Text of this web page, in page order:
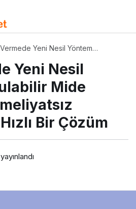
Yeni Nesil Yöntem
ve Hızlı Bir Çözüm
Yeni Nesil
Mide
Bir Çözüm
Beslenme Yaklaşımları